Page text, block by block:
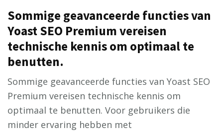
Sommige geavanceerde functies van
Yoast SEO Premium vereisen
technische kennis om optimaal te
benutten.
Sommige geavanceerde functies van Yoast SEO
Premium vereisen technische kennis om
optimaal te benutten. Voor gebruikers die
minder ervaring hebben met